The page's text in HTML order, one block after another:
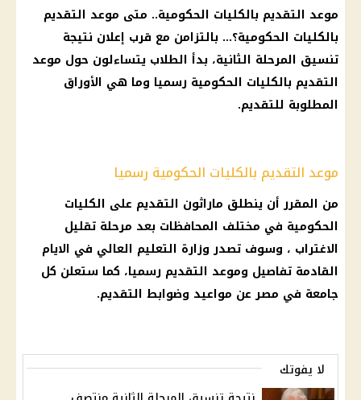
موعد التقديم بالكليات الحكومية.. متى موعد التقديم
بالكليات الحكومية؟… بالتزامن مع قرب إعلان نتيجة
تنسيق المرحلة الثانية، بدأ الطلاب يتساءلون حول موعد
التقديم بالكليات الحكومية رسميا وما هي الأوراق
المطلوبة للتقديم.
موعد التقديم بالكليات الحكومية رسميا
من المقرر أن ينطلق ماراثون التقديم على الكليات
الحكومية في مختلف المحافظات بعد مرحلة تقليل
الاغتراب ، وسوف تصدر وزارة التعليم العالي في الايام
القادمة تفاصيل وموعد التقديم رسميا، كما ستعلن كل
جامعة في مصر عن مواعيد وضوابط التقديم.
لا يفوتك